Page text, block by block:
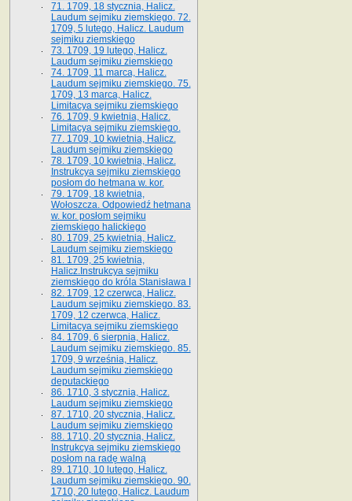
71. 1709, 18 stycznia, Halicz.
Laudum sejmiku ziemskiego. 72.
1709, 5 lutego, Halicz. Laudum
sejmiku ziemskiego
73. 1709, 19 lutego, Halicz.
Laudum sejmiku ziemskiego
74. 1709, 11 marca, Halicz.
Laudum sejmiku ziemskiego. 75.
1709, 13 marca, Halicz.
Limitacya sejmiku ziemskiego
76. 1709, 9 kwietnia, Halicz.
Limitacya sejmiku ziemskiego.
77. 1709, 10 kwietnia, Halicz.
Laudum sejmiku ziemskiego
78. 1709, 10 kwietnia, Halicz.
Instrukcya sejmiku ziemskiego
posłom do hetmana w. kor.
79. 1709, 18 kwietnia,
Wołoszcza. Odpowiedź hetmana
w. kor. posłom sejmiku
ziemskiego halickiego
80. 1709, 25 kwietnia, Halicz.
Laudum sejmiku ziemskiego
81. 1709, 25 kwietnia,
Halicz.Instrukcya sejmiku
ziemskiego do króla Stanisława I
82. 1709, 12 czerwca, Halicz.
Laudum sejmiku ziemskiego. 83.
1709, 12 czerwca, Halicz.
Limitacya sejmiku ziemskiego
84. 1709, 6 sierpnia, Halicz.
Laudum sejmiku ziemskiego. 85.
1709, 9 września, Halicz.
Laudum sejmiku ziemskiego
deputackiego
86. 1710, 3 stycznia, Halicz.
Laudum sejmiku ziemskiego
87. 1710, 20 stycznia, Halicz.
Laudum sejmiku ziemskiego
88. 1710, 20 stycznia, Halicz.
Instrukcya sejmiku ziemskiego
posłom na radę walną
89. 1710, 10 lutego, Halicz.
Laudum sejmiku ziemskiego. 90.
1710, 20 lutego, Halicz. Laudum